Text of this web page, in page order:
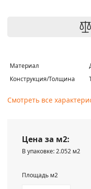
Материал
Конструкция/Толщина
Смотреть все
Цена за м2:
В упаковке: 2.052 м2
Площадь м2